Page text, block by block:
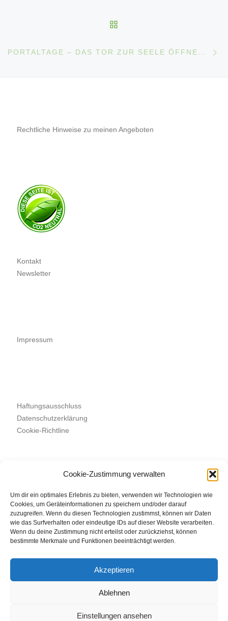
Cookie-Zustimmung verwalten
Um dir ein optimales Erlebnis zu bieten, verwenden wir Technologien wie
Cookies, um Geräteinformationen zu speichern und/oder darauf
zuzugreifen. Wenn du diesen Technologien zustimmst, können wir Daten
wie das Surfverhalten oder eindeutige IDs auf dieser Website verarbeiten.
Wenn du deine Zustimmung nicht erteilst oder zurückziehst, können
bestimmte Merkmale und Funktionen beeinträchtigt werden.
Akzeptieren
Ablehnen
Einstellungen ansehen
PORTALTAGE – DAS TOR ZUR SEELE ÖFFNET SICH
Rechtliche Hinweise zu meinen Angeboten
Kontakt
Newsletter
Impressum
Haftungsausschluss
Datenschutzerklärung
Cookie-Richtline
SUCHEN